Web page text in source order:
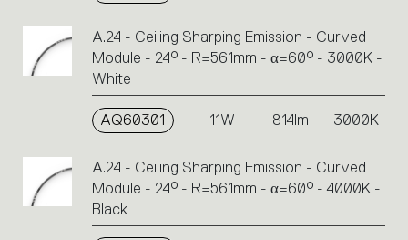
A.24 - Ceiling Sharping Emission - Curved
Module - 24° - R=561mm - α=60° - 3000K -
White
AQ60301 11W 814lm 3000K
A.24 - Ceiling Sharping Emission - Curved
Module - 24° - R=561mm - α=60° - 4000K -
Black